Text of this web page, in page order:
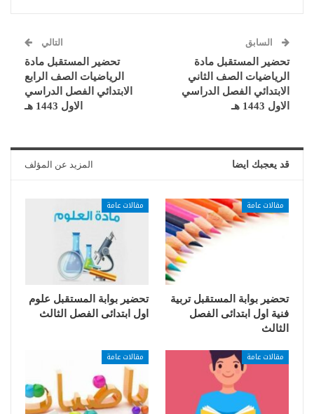
السابق
تحضير المستقبل مادة
الرياضيات الصف الثاني
الابتدائي الفصل الدراسي
الاول 1443 هـ
التالي
تحضير المستقبل مادة
الرياضيات الصف الرابع
الابتدائي الفصل الدراسي
الاول 1443 هـ
قد يعجبك ايضا المزيد عن المؤلف
مقالات عامة
تحضير بوابة المستقبل تربية
فنية اول ابتدائى الفصل
الثالث
مقالات عامة
تحضير بوابة المستقبل علوم
اول ابتدائى الفصل الثالث
مقالات عامة مقالات عامة